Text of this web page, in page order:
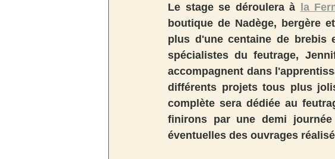
Le stage se déroulera à la
boutique de Nadège, bergère
plus d'une centaine de brebis
spécialistes du feutrage,
accompagnent dans
différents projets tous plus
complète sera dédiée au
finirons par une demi
éventuelles des ouvrages